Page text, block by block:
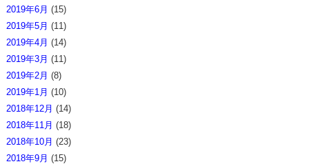
2019年6月 (15)
2019年5月 (11)
2019年4月 (14)
2019年3月 (11)
2019年2月 (8)
2019年1月 (10)
2018年12月 (14)
2018年11月 (18)
2018年10月 (23)
2018年9月 (15)